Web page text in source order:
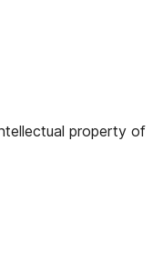
account
property of